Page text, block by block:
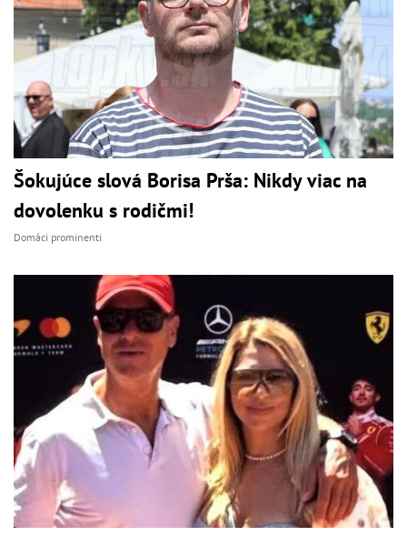
Šokujúce slová Borisa Prša: Nikdy viac na
dovolenku s rodičmi!
Domáci prominenti